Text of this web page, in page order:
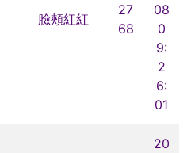
臉頰紅紅
27
68
08
0
9:
2
6:
01
20